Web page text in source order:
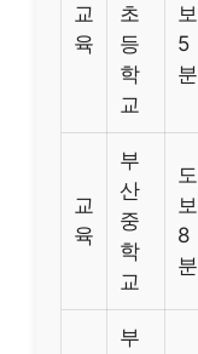
교
육
초
등
학
교
보
5
분
교
육
부
산
중
학
교
도
보
8
분
부